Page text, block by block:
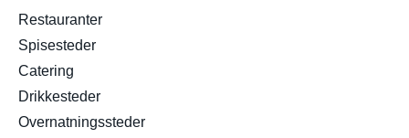
Restauranter
Spisesteder
Catering
Drikkesteder
Overnatningssteder